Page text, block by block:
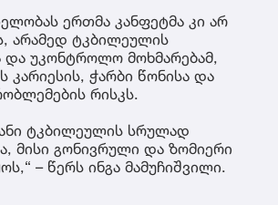
ერთმა კანფეტმა კი არ
არამედ ტკბილეულის
უკონტროლო მოხმარებამ,
ჭარბი წონისა და
რისკს.
ტკბილეულის სრულად
მისი გონივრული და ზომიერი
– წერს ინგა მამუჩიშვილი.